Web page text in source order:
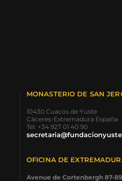
MONASTERIO DE SAN
10430 Cuacos de Yuste
Cáceres-Extremadura España
Tel. +34 927 01 40 90
OFICINA DE
Avenue de Cortenbergh 87-